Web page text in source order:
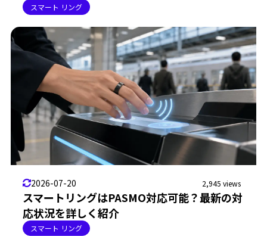
スマート リング
2026-07-20 2,945 views
スマートリングはPASMO対応可能？最新の対
応状況を詳しく紹介
スマート リング